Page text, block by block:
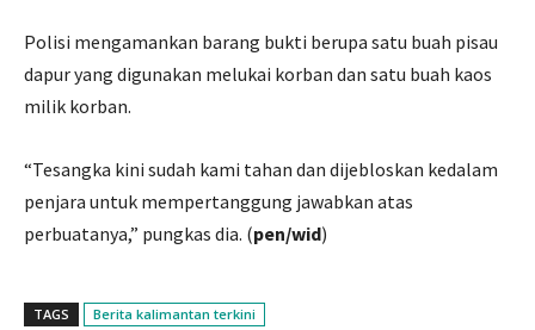
Polisi mengamankan barang bukti berupa satu buah pisau
dapur yang digunakan melukai korban dan satu buah kaos
milik korban.
“Tesangka kini sudah kami tahan dan dijebloskan kedalam
penjara untuk mempertanggung jawabkan atas
perbuatanya,” pungkas dia. (pen/wid)
TAGS
Berita kalimantan terkini